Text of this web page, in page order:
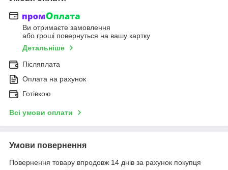
Ви отримаєте замовлення
або гроші повернуться на вашу картку
Детальніше
Післяплата
Оплата на рахунок
Готівкою
Всі умови оплати
Умови повернення
Повернення товару впродовж 14 днів за рахунок покупця